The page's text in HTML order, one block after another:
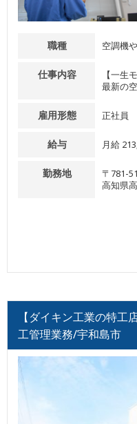
職種 空調機
仕事内容
【一生
最新の
雇用形態 正社員
給与 月給
勤務地
〒781-
高知県
【ダイキン工業の特工
工管理業務/宇和島市